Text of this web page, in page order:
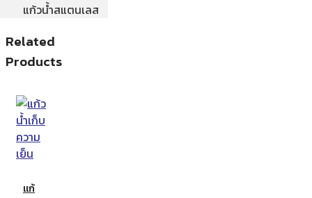
แก้วน้ำสแตนเลส
Related
Products
แก้